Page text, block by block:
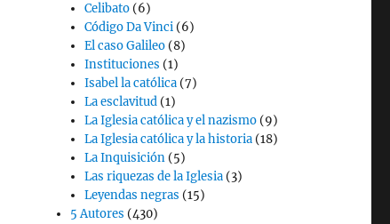
Celibato (6)
Código Da Vinci (6)
El caso Galileo (8)
Instituciones (1)
Isabel la católica (7)
La esclavitud (1)
La Iglesia católica y el nazismo (9)
La Iglesia católica y la historia (18)
La Inquisición (5)
Las riquezas de la Iglesia (3)
Leyendas negras (15)
5 Autores (430)